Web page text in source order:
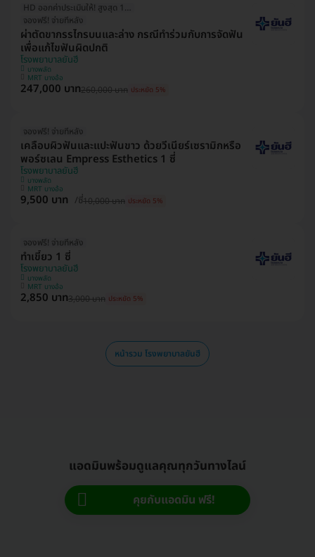
HD ออกค่าประเมินให้! สูงสุด 1500 บ.
จองฟรี! จ่ายทีหลัง
ผ่าตัดขากรรไกรบนและล่าง กรณีทำร่วมกับการจัดฟัน
เพื่อแก้ไขฟันผิดปกติ
โรงพยาบาลยันฮี
บางพลัด
MRT บางอ้อ
247,000 บาท260,000 บาท ประหยัด 5%
จองฟรี! จ่ายทีหลัง
เคลือบผิวฟันและแปะฟันขาว ด้วยวีเนียร์เซรามิกหรือ
พอร์ซเลน Empress Esthetics 1 ซี่
โรงพยาบาลยันฮี
บางพลัด
MRT บางอ้อ
9,500 บาท /ซี่10,000 บาท ประหยัด 5%
จองฟรี! จ่ายทีหลัง
ทำเขี้ยว 1 ซี่
โรงพยาบาลยันฮี
บางพลัด
MRT บางอ้อ
2,850 บาท3,000 บาท ประหยัด 5%
หน้ารวม โรงพยาบาลยันฮี
แอดมินพร้อมดูแลคุณทุกวันทางไลน์
คุยกับแอดมิน ฟรี!